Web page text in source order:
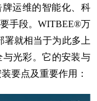
牌运维的智能化、科
手段。WITBEE®万
署就相当于为此多上
光彩。它的安装与
要点及重要作用：